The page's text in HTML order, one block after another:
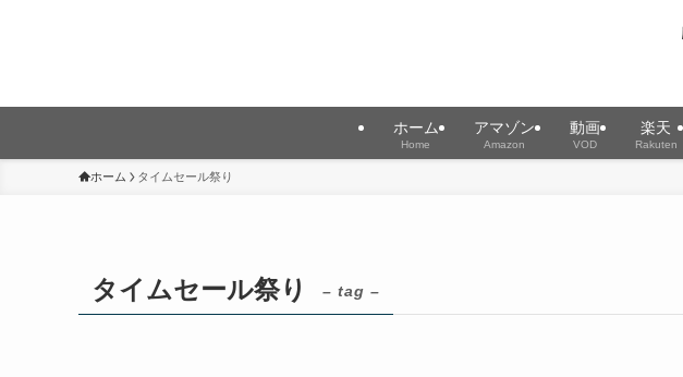
ホーム
Home
アマゾン
Amazon
動画
VOD
楽天
Rakuten
ホーム タイムセール祭り
タイムセール祭り – tag –